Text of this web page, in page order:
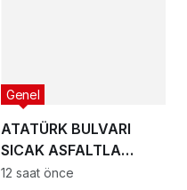
ATATÜRK BULVARI
SICAK ASFALTLA
YENİLENİYOR
Genel
12 saat önce